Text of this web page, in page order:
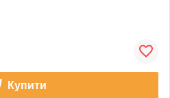
Купити